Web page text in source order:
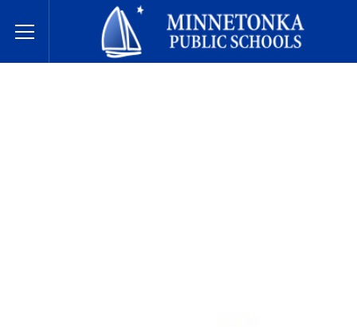
Toggle Menu
Escuelas Públicas de Minnetonka